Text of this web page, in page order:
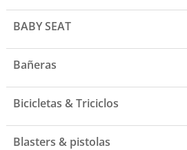
BABY SEAT
Bañeras
Bicicletas & Triciclos
Blasters & pistolas